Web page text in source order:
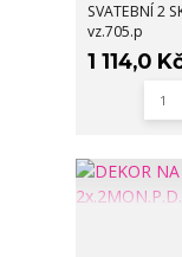
SVATEBNÍ 2
vz.705.p
1 114,0